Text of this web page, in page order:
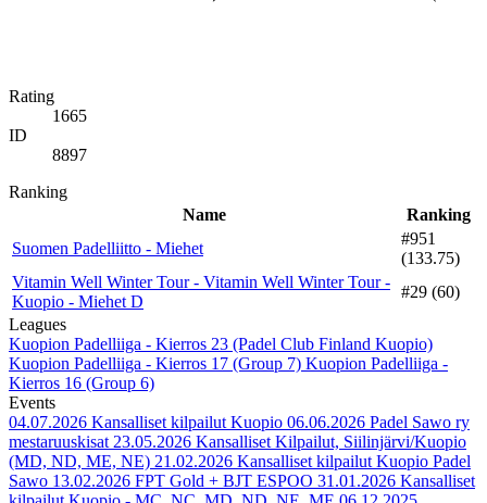
Rating
1665
ID
8897
Ranking
Name
Ranking
Suomen Padelliitto - Miehet
#951
(133.75)
Vitamin Well Winter Tour - Vitamin Well Winter Tour -
Kuopio - Miehet D
#29 (60)
Leagues
Kuopion Padelliiga - Kierros 23 (Padel Club Finland Kuopio)
Kuopion Padelliiga - Kierros 17 (Group 7) Kuopion Padelliiga -
Kierros 16 (Group 6)
Events
04.07.2026 Kansalliset kilpailut Kuopio 06.06.2026 Padel Sawo ry
mestaruuskisat 23.05.2026 Kansalliset Kilpailut, Siilinjärvi/Kuopio
(MD, ND, ME, NE) 21.02.2026 Kansalliset kilpailut Kuopio Padel
Sawo 13.02.2026 FPT Gold + BJT ESPOO 31.01.2026 Kansalliset